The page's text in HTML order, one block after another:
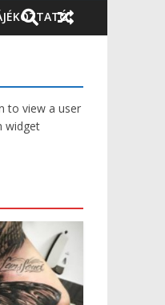
to view a user
widget